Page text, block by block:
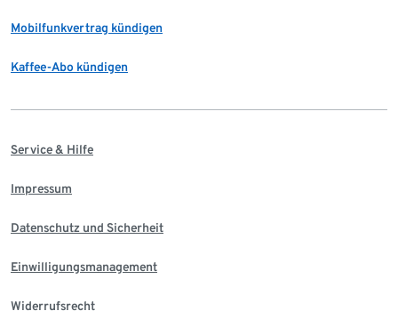
Mobilfunkvertrag kündigen
Kaffee-Abo kündigen
Service & Hilfe
Impressum
Datenschutz und Sicherheit
Einwilligungsmanagement
Widerrufsrecht